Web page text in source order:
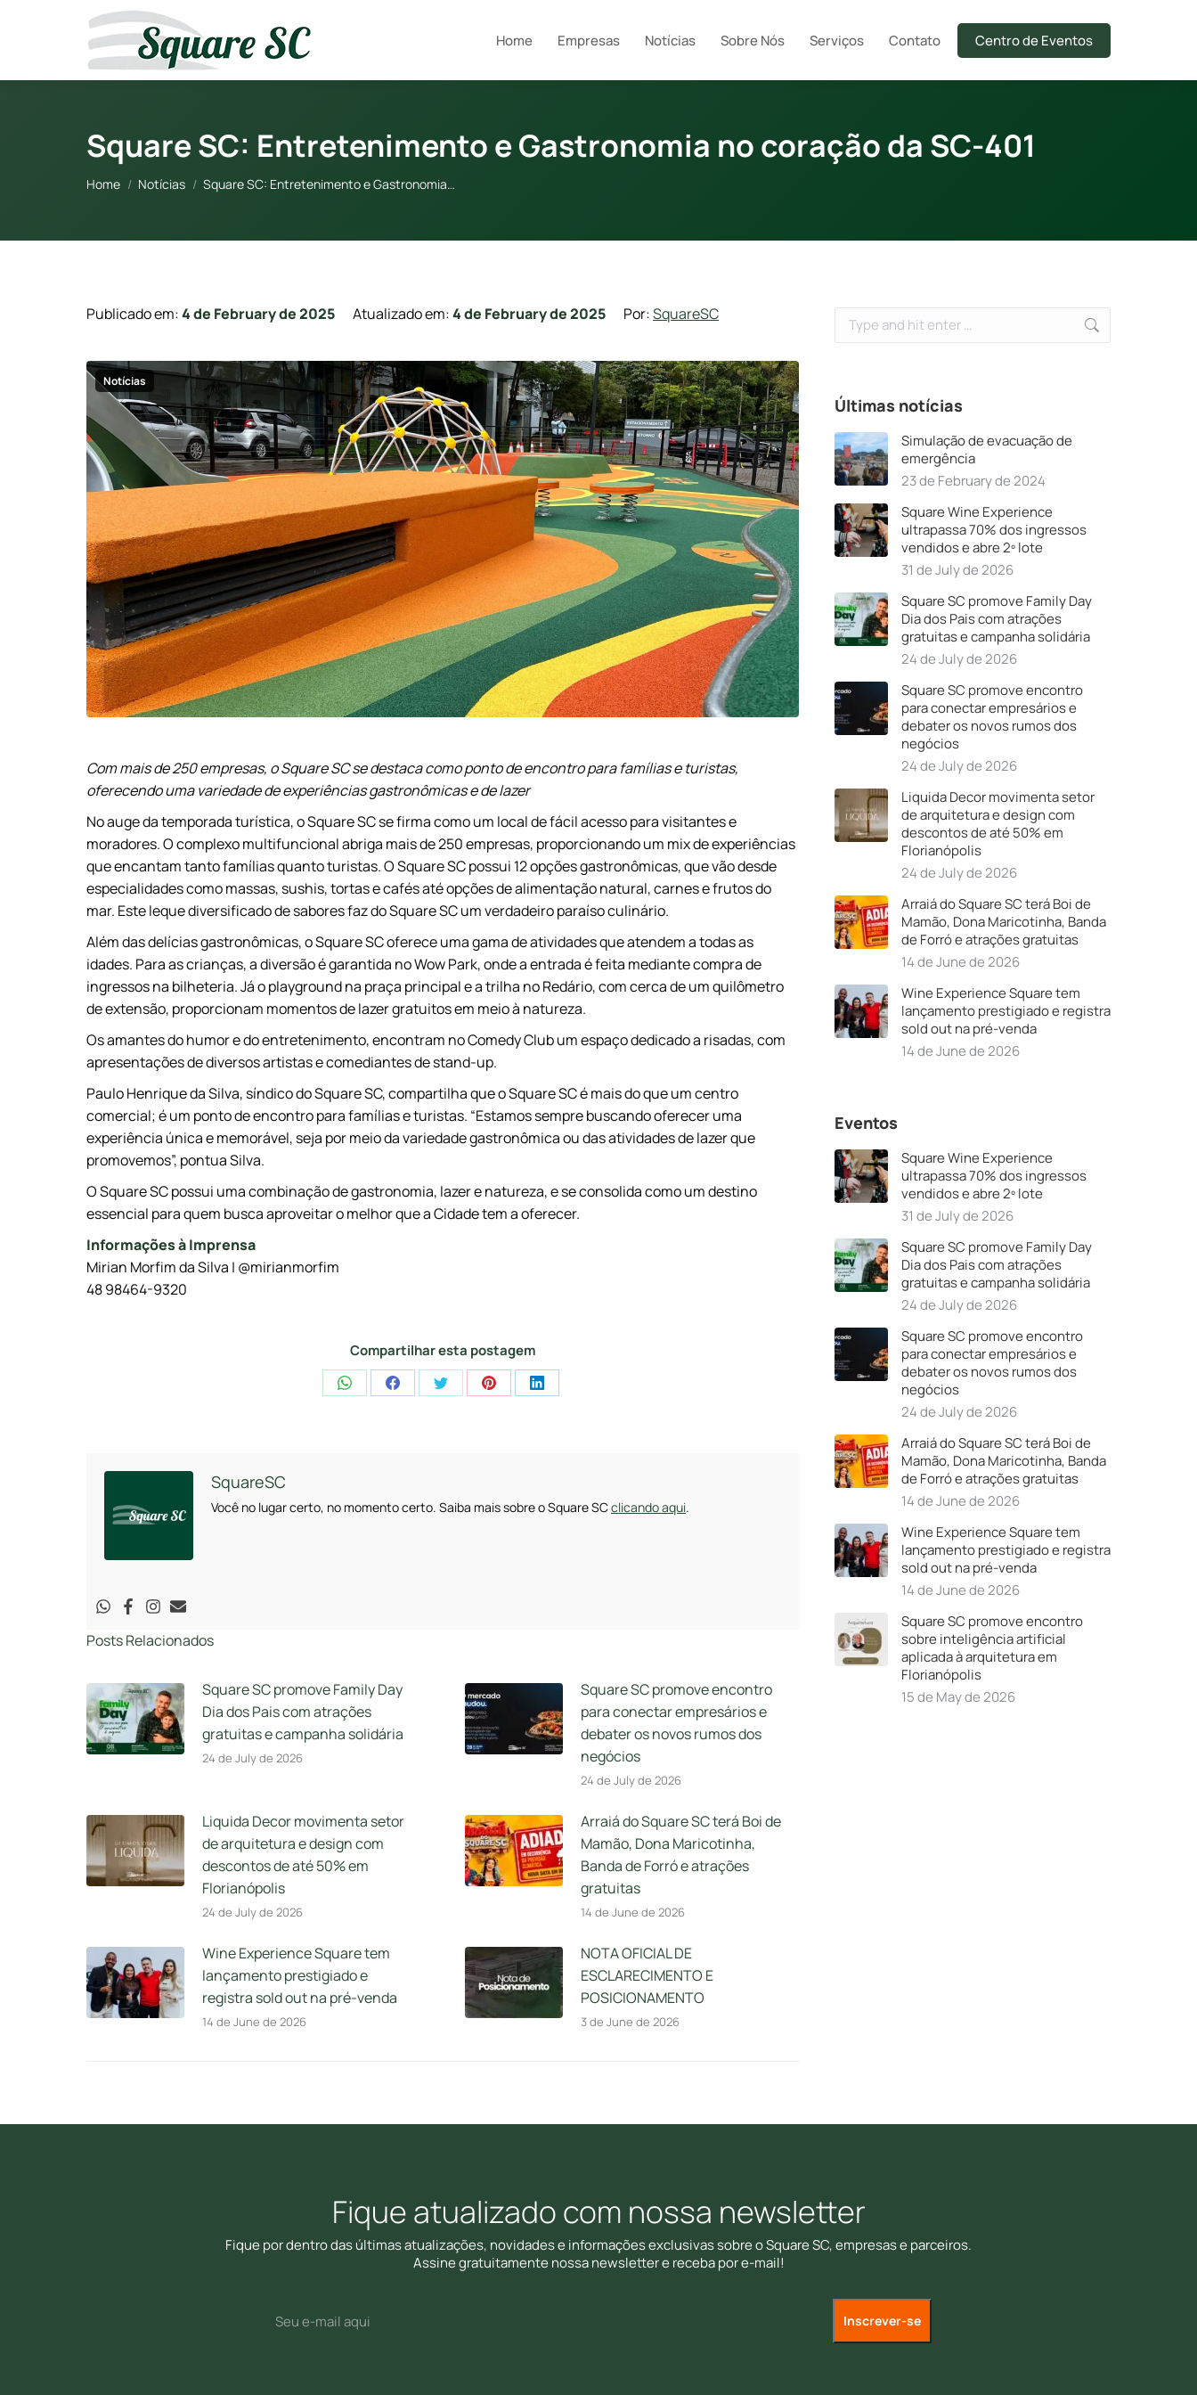
Home Empresas Notícias Sobre Nós Serviços Contato Centro de Eventos
Square SC: Entretenimento e Gastronomia no coração da SC-401
You are here:
Home Notícias Square SC: Entretenimento e Gastronomia…
Publicado em:4 de February de 2025 Atualizado em:4 de February de 2025 Por:SquareSC
Notícias
Com mais de 250 empresas, o Square SC se destaca como ponto de encontro para famílias e turistas,
oferecendo uma variedade de experiências gastronômicas e de lazer
No auge da temporada turística, o Square SC se firma como um local de fácil acesso para visitantes e
moradores. O complexo multifuncional abriga mais de 250 empresas, proporcionando um mix de experiências
que encantam tanto famílias quanto turistas. O Square SC possui 12 opções gastronômicas, que vão desde
especialidades como massas, sushis, tortas e cafés até opções de alimentação natural, carnes e frutos do
mar. Este leque diversificado de sabores faz do Square SC um verdadeiro paraíso culinário.
Além das delícias gastronômicas, o Square SC oferece uma gama de atividades que atendem a todas as
idades. Para as crianças, a diversão é garantida no Wow Park, onde a entrada é feita mediante compra de
ingressos na bilheteria. Já o playground na praça principal e a trilha no Redário, com cerca de um quilômetro
de extensão, proporcionam momentos de lazer gratuitos em meio à natureza.
Os amantes do humor e do entretenimento, encontram no Comedy Club um espaço dedicado a risadas, com
apresentações de diversos artistas e comediantes de stand-up.
Paulo Henrique da Silva, síndico do Square SC, compartilha que o Square SC é mais do que um centro
comercial; é um ponto de encontro para famílias e turistas. “Estamos sempre buscando oferecer uma
experiência única e memorável, seja por meio da variedade gastronômica ou das atividades de lazer que
promovemos”, pontua Silva.
O Square SC possui uma combinação de gastronomia, lazer e natureza, e se consolida como um destino
essencial para quem busca aproveitar o melhor que a Cidade tem a oferecer.
Informações à Imprensa
Mirian Morfim da Silva | @mirianmorfim
48 98464-9320
Compartilhar esta postagem
Share Share Share Share Share
SquareSC
Você no lugar certo, no momento certo. Saiba mais sobre o Square SCclicando aqui.
Posts Relacionados
Square SC promove Family Day
Dia dos Pais com atrações
gratuitas e campanha solidária
24 de July de 2026
Square SC promove encontro
para conectar empresários e
debater os novos rumos dos
negócios
24 de July de 2026
Liquida Decor movimenta setor
de arquitetura e design com
descontos de até 50% em
Florianópolis
24 de July de 2026
Arraiá do Square SC terá Boi de
Mamão, Dona Maricotinha,
Banda de Forró e atrações
gratuitas
14 de June de 2026
Wine Experience Square tem
lançamento prestigiado e
registra sold out na pré-venda
14 de June de 2026
NOTA OFICIAL DE
ESCLARECIMENTO E
POSICIONAMENTO
3 de June de 2026
Últimas notícias
Simulação de evacuação de
emergência
23 de February de 2024
Square Wine Experience
ultrapassa 70% dos ingressos
vendidos e abre 2º lote
31 de July de 2026
Square SC promove Family Day
Dia dos Pais com atrações
gratuitas e campanha solidária
24 de July de 2026
Square SC promove encontro
para conectar empresários e
debater os novos rumos dos
negócios
24 de July de 2026
Liquida Decor movimenta setor
de arquitetura e design com
descontos de até 50% em
Florianópolis
24 de July de 2026
Arraiá do Square SC terá Boi de
Mamão, Dona Maricotinha, Banda
de Forró e atrações gratuitas
14 de June de 2026
Wine Experience Square tem
lançamento prestigiado e registra
sold out na pré-venda
14 de June de 2026
Eventos
Square Wine Experience
ultrapassa 70% dos ingressos
vendidos e abre 2º lote
31 de July de 2026
Square SC promove Family Day
Dia dos Pais com atrações
gratuitas e campanha solidária
24 de July de 2026
Square SC promove encontro
para conectar empresários e
debater os novos rumos dos
negócios
24 de July de 2026
Arraiá do Square SC terá Boi de
Mamão, Dona Maricotinha, Banda
de Forró e atrações gratuitas
14 de June de 2026
Wine Experience Square tem
lançamento prestigiado e registra
sold out na pré-venda
14 de June de 2026
Square SC promove encontro
sobre inteligência artificial
aplicada à arquitetura em
Florianópolis
15 de May de 2026
Fique atualizado com nossa newsletter
Fique por dentro das últimas atualizações, novidades e informações exclusivas sobre o Square SC, empresas e parceiros.
Assine gratuitamente nossa newsletter e receba por e-mail!
mail